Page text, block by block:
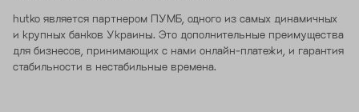
hutko является партнером ПУМБ, одного из самых динамичных
и крупных банков Украины. Это дополнительные преимущества
для бизнесов, принимающих с нами онлайн-платежи, и гарантия
стабильности в нестабильные времена.